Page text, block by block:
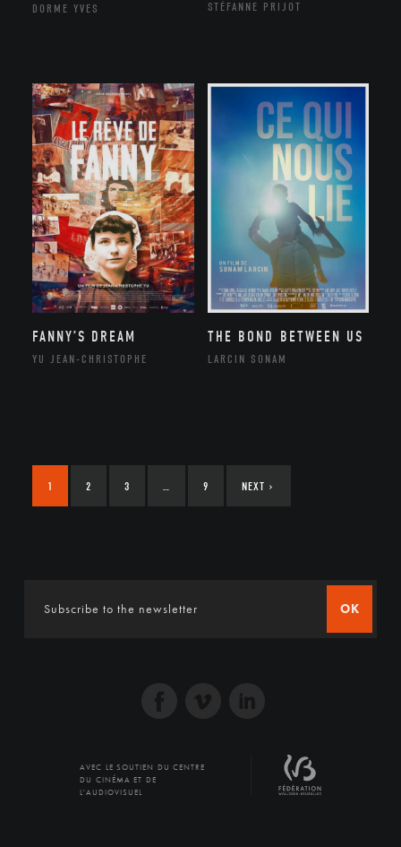
DORME YVES STÉFANNE PRIJOT
FANNY’S DREAM
YU JEAN-CHRISTOPHE
THE BOND BETWEEN US
LARCIN SONAM
1 2 3 9 NEXT ›
OK
AVEC LE SOUTIEN DU CENTRE
DU CINÉMA ET DE
L'AUDIOVISUEL